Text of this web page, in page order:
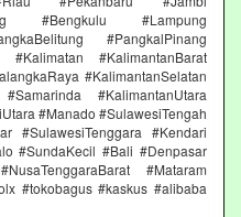
#Bengkulu #Lampung
#PangkalPinang
#Kalimatan #KalimantanBarat
#KalimantanSelatan
#KalimantanUtara
#Manado #SulawesiTengah
#SulawesiTenggara #Kendari
#SundaKecil #Bali #Denpasar
#Mataram
#tokobagus #kaskus #alibaba